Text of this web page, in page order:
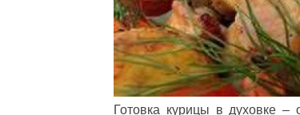
Готовка курицы в духовке –